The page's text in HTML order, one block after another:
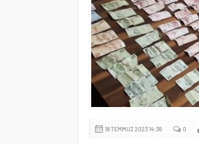
18 TEMMUZ 2023 14:36 0